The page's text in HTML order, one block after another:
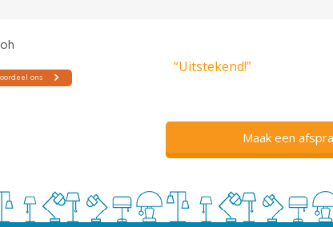
“Uitstekend!”
Maak een